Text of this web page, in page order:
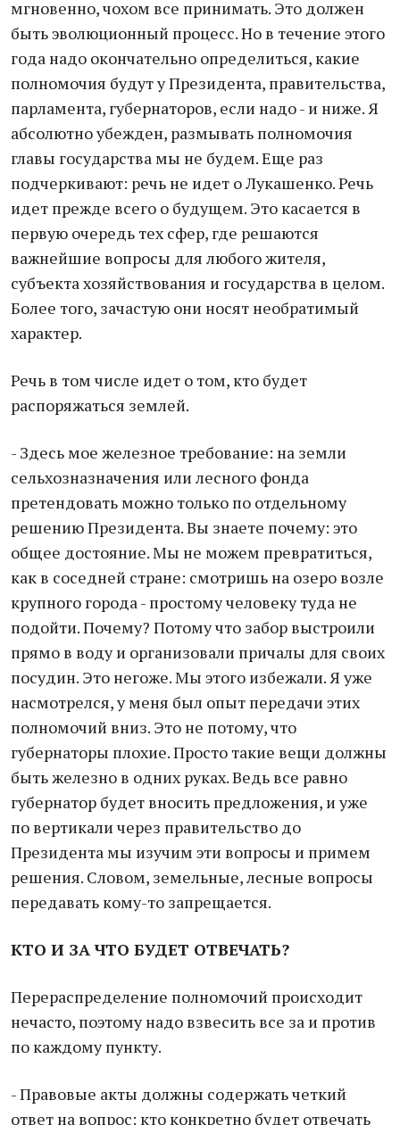
мгновенно, чохом все принимать. Это должен
быть эволюционный процесс. Но в течение этого
года надо окончательно определиться, какие
полномочия будут у Президента, правительства,
парламента, губернаторов, если надо - и ниже. Я
абсолютно убежден, размывать полномочия
главы государства мы не будем. Еще раз
подчеркивают: речь не идет о Лукашенко. Речь
идет прежде всего о будущем. Это касается в
первую очередь тех сфер, где решаются
важнейшие вопросы для любого жителя,
субъекта хозяйствования и государства в целом.
Более того, зачастую они носят необратимый
характер.
Речь в том числе идет о том, кто будет
распоряжаться землей.
- Здесь мое железное требование: на земли
сельхозназначения или лесного фонда
претендовать можно только по отдельному
решению Президента. Вы знаете почему: это
общее достояние. Мы не можем превратиться,
как в соседней стране: смотришь на озеро возле
крупного города - простому человеку туда не
подойти. Почему? Потому что забор выстроили
прямо в воду и организовали причалы для своих
посудин. Это негоже. Мы этого избежали. Я уже
насмотрелся, у меня был опыт передачи этих
полномочий вниз. Это не потому, что
губернаторы плохие. Просто такие вещи должны
быть железно в одних руках. Ведь все равно
губернатор будет вносить предложения, и уже
по вертикали через правительство до
Президента мы изучим эти вопросы и примем
решения. Словом, земельные, лесные вопросы
передавать кому-то запрещается.
КТО И ЗА ЧТО БУДЕТ ОТВЕЧАТЬ?
Перераспределение полномочий происходит
нечасто, поэтому надо взвесить все за и против
по каждому пункту.
- Правовые акты должны содержать четкий
ответ на вопрос: кто конкретно будет отвечать